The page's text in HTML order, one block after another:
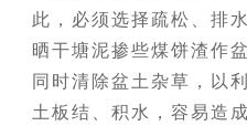
此，必须选择疏松、排
晒干塘泥掺些煤饼渣作
同时清除盆土杂草，以
土板结、积水，容易造